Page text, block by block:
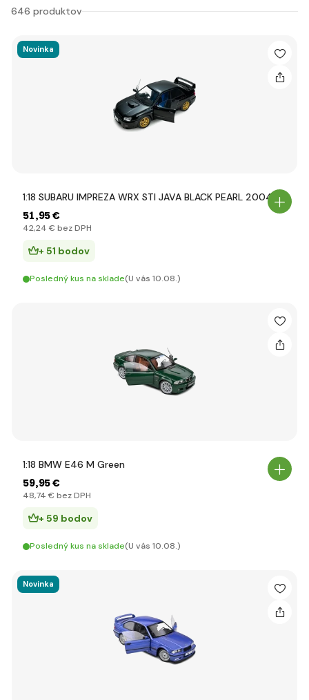
646 produktov
Novinka
1:18 SUBARU IMPREZA WRX STI JAVA BLACK PEARL 2004
51,95 €
42,24 € bez DPH
+ 51 bodov
Posledný kus na sklade(U vás 10.08.)
1:18 BMW E46 M Green
59,95 €
48,74 € bez DPH
+ 59 bodov
Posledný kus na sklade(U vás 10.08.)
Novinka